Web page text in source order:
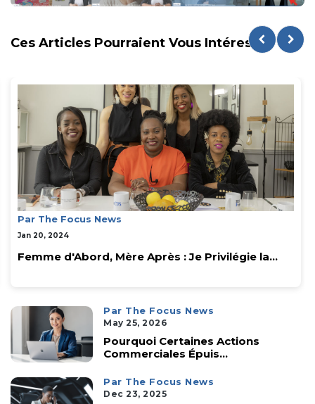
Ces Articles Pourraient Vous Intéresser
Par The Focus News
Jan 20, 2024
Femme d'Abord, Mère Après : Je Privilégie la...
Par The Focus News
May 25, 2026
Pourquoi Certaines Actions
Commerciales Épuis...
Par The Focus News
Dec 23, 2025